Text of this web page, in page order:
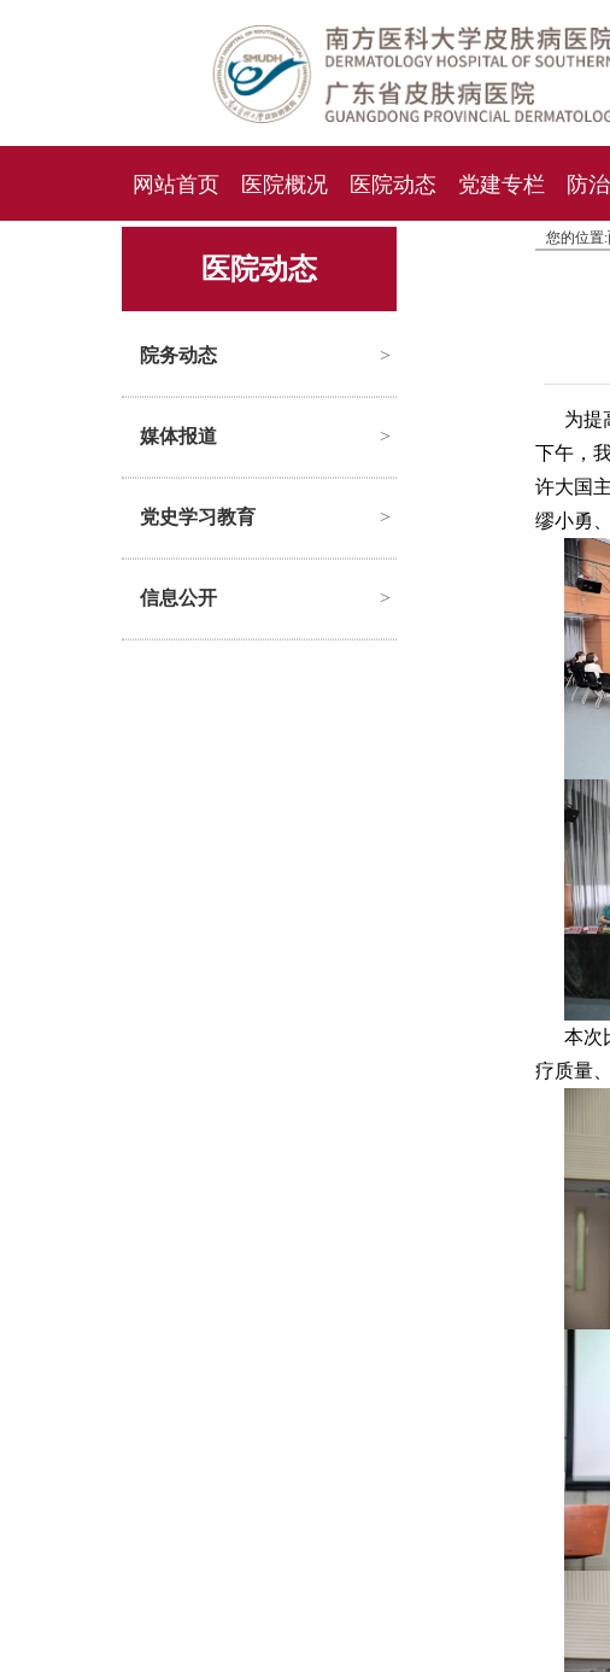
网站首页 医院概况 医院动态 党建专栏 防
人才招聘 招标采购
医院动态
院务动态 >
媒体报道 >
党史学习教育 >
信息公开 >
您的位置:
为提
下午，
许大国
缪小勇
本次
疗质量